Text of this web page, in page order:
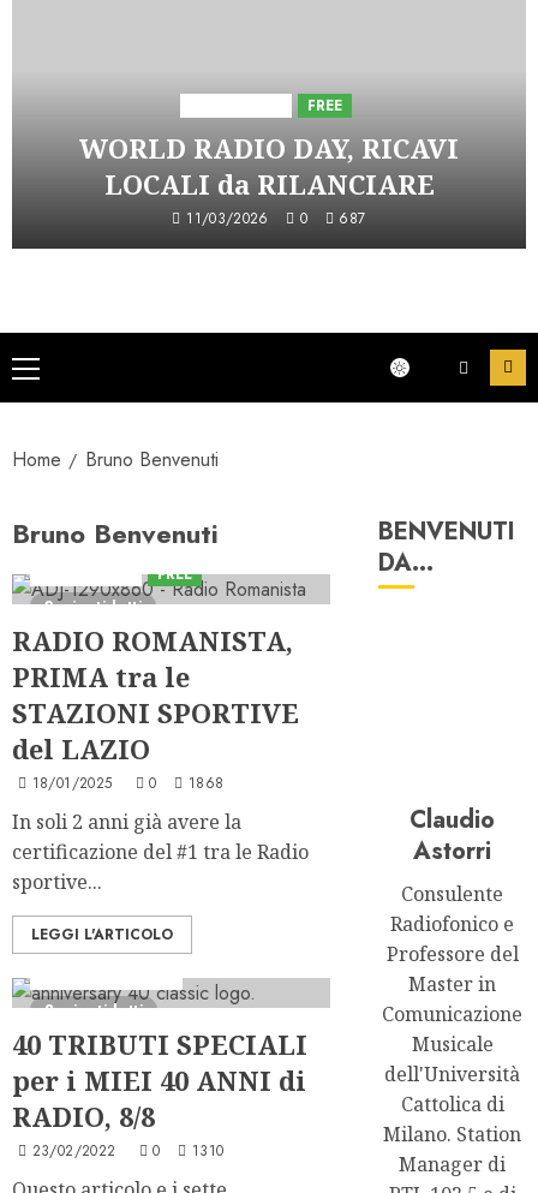
FREE
WORLD RADIO DAY, RICAVI
LOCALI da RILANCIARE
11/03/2026 0 687
Menu
principale
Home Bruno Benvenuti
Bruno Benvenuti
2 minuti letti
FREE
RADIO ROMANISTA,
PRIMA tra le
STAZIONI SPORTIVE
del LAZIO
18/01/2025 0 1868
In soli 2 anni già avere la
certificazione del #1 tra le Radio
sportive...
LEGGI L'ARTICOLO
8 minuti letti
40 anni di Astorri
40 TRIBUTI SPECIALI
per i MIEI 40 ANNI di
RADIO, 8/8
23/02/2022 0 1310
BENVENUTI
DA…
Claudio
Astorri
Consulente
Radiofonico e
Professore del
Master in
Comunicazione
Musicale
dell'Università
Cattolica di
Milano. Station
Manager di